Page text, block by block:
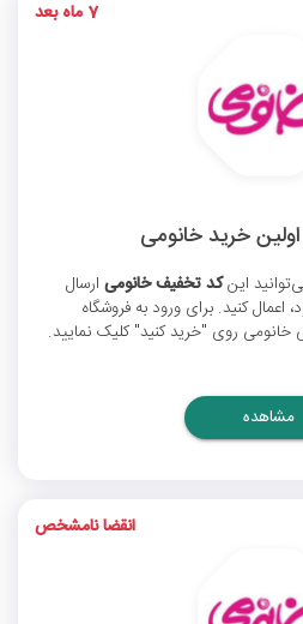
خرید خانومی
کد تخفیف خانومی ارسال
اعمال کنید. برای ورود به فروشگاه
خانومی روی "خرید کنید" کلیک نمایید.
7 ماه بعد
مشاهده
انقضا نامشخص